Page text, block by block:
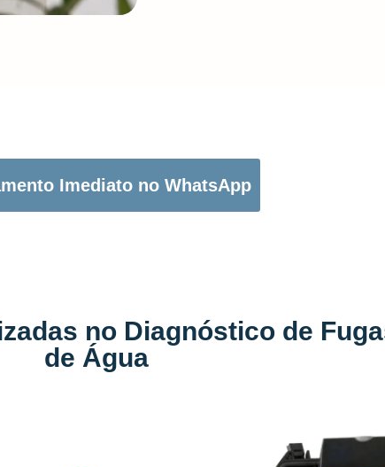
Imediato no WhatsApp
no Diagnóstico de
de Água